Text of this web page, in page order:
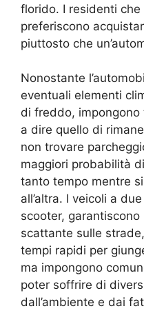
florido. I residenti
preferiscono
piuttosto che
Nonostante
eventuali elementi
di freddo,
a dire quello di
non trovare
maggiori probabilità
tanto tempo mentre
all’altra. I veicoli a
scooter,
scattante sulle
tempi rapidi per
ma impongono
poter soffrire di
dall’ambiente e dai